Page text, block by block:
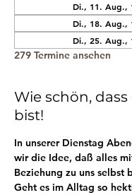
Di., 11. Aug.,
Di., 18. Aug.,
Di., 25. Aug.,
279 Termine ansehen
Wie schön,
bist!
In unserer Dienstag
wir die Idee, daß alles
Beziehung zu uns selbst
Geht es im Alltag so